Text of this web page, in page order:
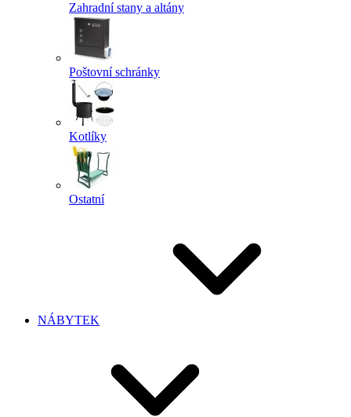
Zahradní stany a altány
Poštovní schránky
Kotlíky
Ostatní
NÁBYTEK